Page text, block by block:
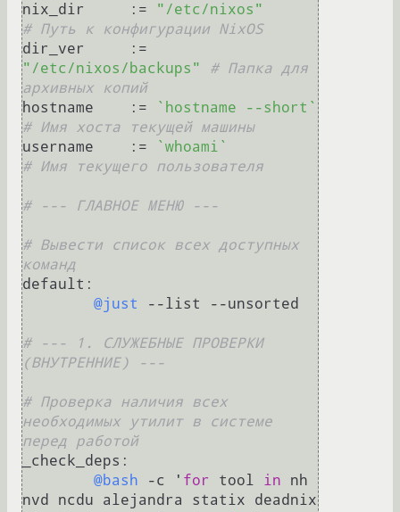
nix_dir     :=
"/etc/nixos"
# Путь к конфигурации NixOS
"/etc/nixos/backups"
# Папка для
архивных копий
hostname    :=
`hostname --short`
# Имя хоста текущей машины
username    :=
`whoami`
# Имя текущего пользователя
# --- ГЛАВНОЕ МЕНЮ ---
# Вывести список всех доступных
команд
default:
@just
--list --unsorted
# --- 1. СЛУЖЕБНЫЕ ПРОВЕРКИ
(ВНУТРЕННИЕ) ---
# Проверка наличия всех
необходимых утилит в системе
перед работой
_check_deps:
@bash -c ' for tool in nh
nvd ncdu alejandra statix deadnix